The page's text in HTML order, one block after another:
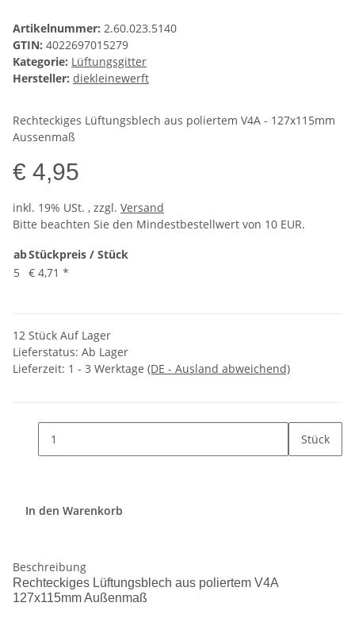
Artikelnummer: 2.60.023.5140
GTIN: 4022697015279
Kategorie: Lüftungsgitter
Hersteller: diekleinewerft
Rechteckiges Lüftungsblech aus poliertem V4A - 127x115mm
Aussenmaß
€ 4,95
inkl. 19% USt. , zzgl. Versand
Bitte beachten Sie den Mindestbestellwert von 10 EUR.
abStückpreis / Stück
5
€ 4,71 *
12 Stück Auf Lager
Lieferstatus: Ab Lager
Lieferzeit: 1 - 3 Werktage (DE - Ausland abweichend)
Stück
In den Warenkorb
Beschreibung
Rechteckiges Lüftungsblech aus poliertem V4A
127x115mm Außenmaß